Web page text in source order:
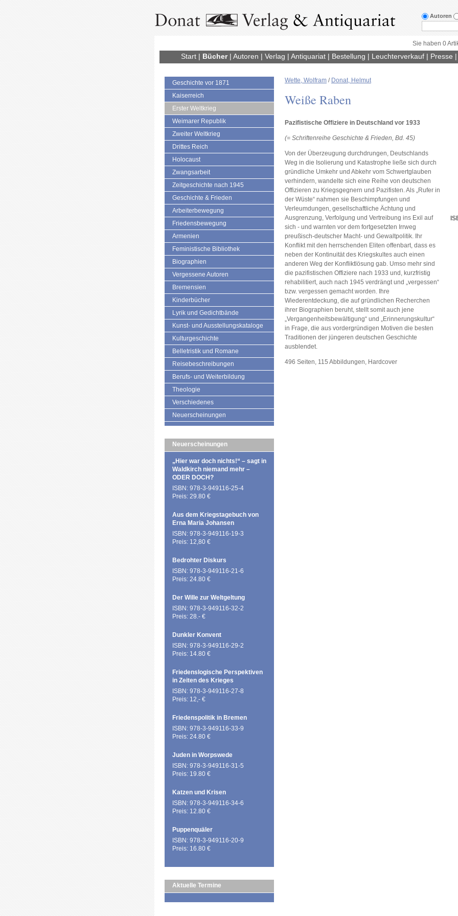
Autoren
Sie haben 0
Start| Bücher| Autoren | Verlag | Antiquariat| Bestellung | Leuchterverkauf| Presse |
Geschichte vor 1871
Kaiserreich
Erster Weltkrieg
Weimarer Republik
Zweiter Weltkrieg
Drittes Reich
Holocaust
Zwangsarbeit
Zeitgeschichte nach 1945
Geschichte & Frieden
Arbeiterbewegung
Friedensbewegung
Armenien
Feministische Bibliothek
Biographien
Vergessene Autoren
Bremensien
Kinderbücher
Lyrik und Gedichtbände
Kunst- und Ausstellungskataloge
Kulturgeschichte
Belletristik und Romane
Reisebeschreibungen
Berufs- und Weiterbildung
Theologie
Verschiedenes
Neuerscheinungen
Neuerscheinungen
„Hier war doch nichts!“ – sagt in
Waldkirch niemand mehr –
ODER DOCH?
ISBN: 978-3-949116-25-4
Preis: 29.80 €
Aus dem Kriegstagebuch von
Erna Maria Johansen
ISBN: 978-3-949116-19-3
Preis: 12,80 €
Bedrohter Diskurs
ISBN: 978-3-949116-21-6
Preis: 24.80 €
Der Wille zur Weltgeltung
ISBN: 978-3-949116-32-2
Preis: 28.- €
Dunkler Konvent
ISBN: 978-3-949116-29-2
Preis: 14.80 €
Friedenslogische Perspektiven
in Zeiten des Krieges
ISBN: 978-3-949116-27-8
Preis: 12,- €
Friedenspolitik in Bremen
ISBN: 978-3-949116-33-9
Preis: 24.80 €
Juden in Worpswede
ISBN: 978-3-949116-31-5
Preis: 19.80 €
Katzen und Krisen
ISBN: 978-3-949116-34-6
Preis: 12.80 €
Puppenquäler
ISBN: 978-3-949116-20-9
Preis: 16.80 €
Aktuelle Termine
Wette, Wolfram / Donat, Helmut
Weiße Raben
Pazifistische Offiziere in Deutschland vor 1933
(= Schriftenreihe Geschichte & Frieden, Bd. 45)
Von der Überzeugung durchdrungen, Deutschlands
Weg in die Isolierung und Katastrophe ließe sich durch
gründliche Umkehr und Abkehr vom Schwertglauben
verhindern, wandelte sich eine Reihe von deutschen
Offizieren zu Kriegsgegnern und Pazifisten. Als „Rufer in
der Wüste“ nahmen sie Beschimpfungen und
Verleumdungen, gesellschaftliche Ächtung und
Ausgrenzung, Verfolgung und Vertreibung ins Exil auf
sich - und warnten vor dem fortgesetzten Irrweg
preußisch-deutscher Macht- und Gewaltpolitik. Ihr
Konflikt mit den herrschenden Eliten offenbart, dass es
neben der Kontinuität des Kriegskultes auch einen
anderen Weg der Konfliktlösung gab. Umso mehr sind
die pazifistischen Offiziere nach 1933 und, kurzfristig
rehabilitiert, auch nach 1945 verdrängt und „vergessen“
bzw. vergessen gemacht worden. Ihre
Wiederentdeckung, die auf gründlichen Recherchen
ihrer Biographien beruht, stellt somit auch jene
„Vergangenheitsbewältigung“ und „Erinnerungskultur“
in Frage, die aus vordergründigen Motiven die besten
Traditionen der jüngeren deutschen Geschichte
ausblendet.
496 Seiten, 115 Abbildungen, Hardcover